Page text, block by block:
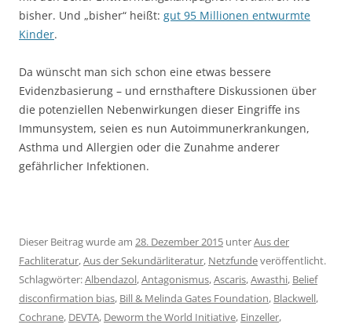
bisher. Und „bisher“ heißt: gut 95 Millionen entwurmte
Kinder.
Da wünscht man sich schon eine etwas bessere
Evidenzbasierung – und ernsthaftere Diskussionen über
die potenziellen Nebenwirkungen dieser Eingriffe ins
Immunsystem, seien es nun Autoimmunerkrankungen,
Asthma und Allergien oder die Zunahme anderer
gefährlicher Infektionen.
Dieser Beitrag wurde am 28. Dezember 2015 unterAus der
Fachliteratur,Aus der Sekundärliteratur, Netzfundeveröffentlicht.
Schlagwörter:Albendazol,Antagonismus,Ascaris,Awasthi, Belief
dis­con­fir­ma­tion bias, Bill & Melinda Gates Foundation, Blackwell,
Cochrane, DEVTA, Deworm the World Initiative, Einzeller,